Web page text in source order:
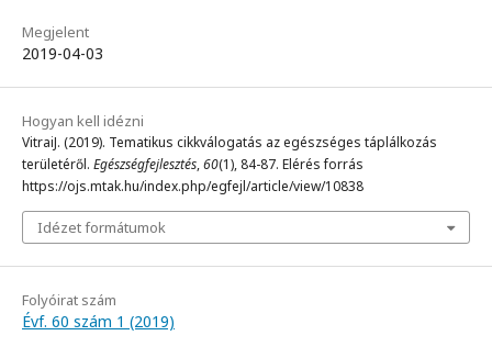
Megjelent
2019-04-03
Hogyan kell idézni
VitraiJ. (2019). Tematikus cikkválogatás az egészséges táplálkozás
területéről. Egészségfejlesztés,60(1), 84-87. Elérés forrás
https://ojs.mtak.hu/index.php/egfejl/article/view/10838
Idézet formátumok
Folyóirat szám
Évf. 60 szám 1 (2019)